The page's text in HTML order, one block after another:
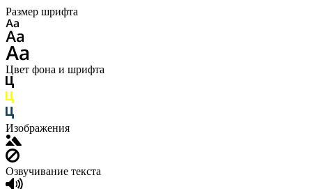
Размер шрифта
Цвет фона и шрифта
Изображения
Озвучивание текста